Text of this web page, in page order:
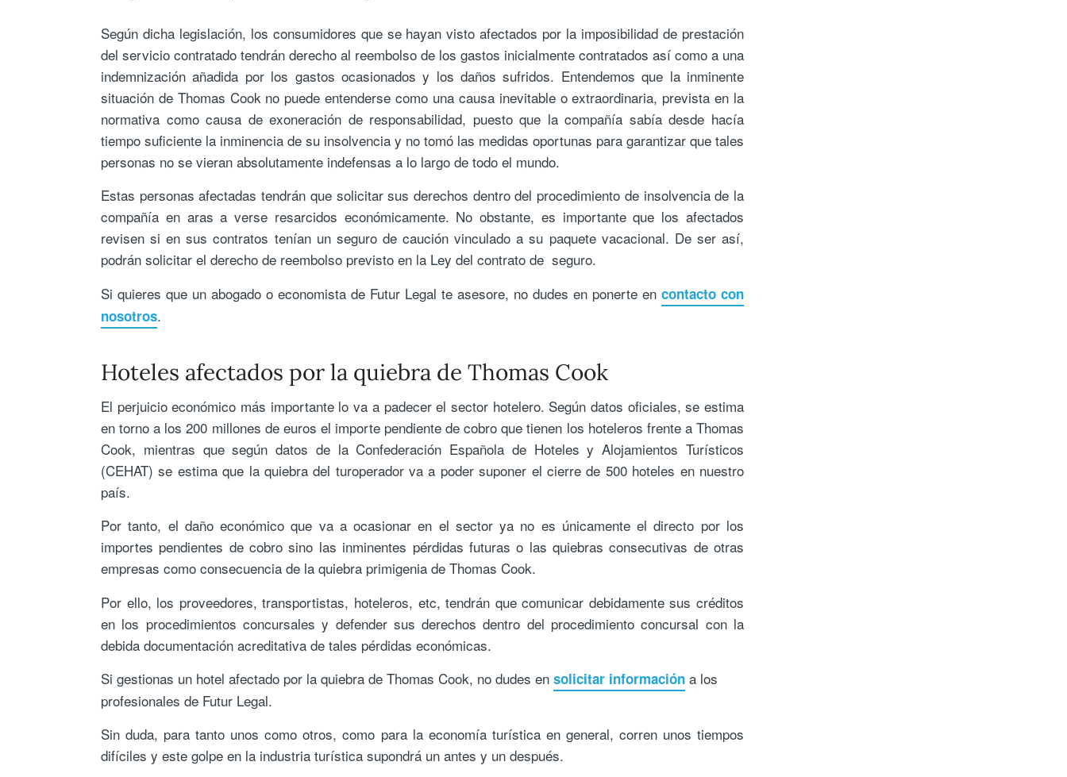
Según dicha legislación, los consumidores que se hayan visto afectados por la imposibilidad de prestación
del servicio contratado tendrán derecho al reembolso de los gastos inicialmente contratados así como a una
indemnización añadida por los gastos ocasionados y los daños sufridos. Entendemos que la inminente
situación de Thomas Cook no puede entenderse como una causa inevitable o extraordinaria, prevista en la
normativa como causa de exoneración de responsabilidad, puesto que la compañía sabía desde hacía
tiempo suficiente la inminencia de su insolvencia y no tomó las medidas oportunas para garantizar que tales
personas no se vieran absolutamente indefensas a lo largo de todo el mundo.
Estas personas afectadas tendrán que solicitar sus derechos dentro del procedimiento de insolvencia de la
compañía en aras a verse resarcidos económicamente. No obstante, es importante que los afectados
revisen si en sus contratos tenían un seguro de caución vinculado a su paquete vacacional. De ser así,
podrán solicitar el derecho de reembolso previsto en la Ley del contrato de seguro.
Si quieres que un abogado o economista de Futur Legal te asesore, no dudes en ponerte en contacto con
nosotros.
Hoteles afectados por la quiebra de Thomas Cook
El perjuicio económico más importante lo va a padecer el sector hotelero. Según datos oficiales, se estima
en torno a los 200 millones de euros el importe pendiente de cobro que tienen los hoteleros frente a Thomas
Cook, mientras que según datos de la Confederación Española de Hoteles y Alojamientos Turísticos
(CEHAT) se estima que la quiebra del turoperador va a poder suponer el cierre de 500 hoteles en nuestro
país.
Por tanto, el daño económico que va a ocasionar en el sector ya no es únicamente el directo por los
importes pendientes de cobro sino las inminentes pérdidas futuras o las quiebras consecutivas de otras
empresas como consecuencia de la quiebra primigenia de Thomas Cook.
Por ello, los proveedores, transportistas, hoteleros, etc, tendrán que comunicar debidamente sus créditos
en los procedimientos concursales y defender sus derechos dentro del procedimiento concursal con la
debida documentación acreditativa de tales pérdidas económicas.
Si gestionas un hotel afectado por la quiebra de Thomas Cook, no dudes en solicitar información a los
profesionales de Futur Legal.
Sin duda, para tanto unos como otros, como para la economía turística en general, corren unos tiempos
difíciles y este golpe en la industria turística supondrá un antes y un después.